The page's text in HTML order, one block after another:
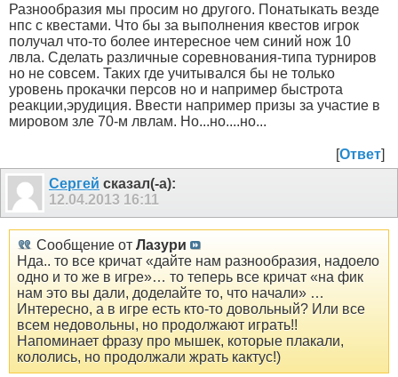
Разнообразия мы просим но другого. Понатыкать везде
нпс с квестами. Что бы за выполнения квестов игрок
получал что-то более интересное чем синий нож 10
лвла. Сделать различные соревнования-типа турниров
но не совсем. Таких где учитывался бы не только
уровень прокачки персов но и например быстрота
реакции,эрудиция. Ввести например призы за участие в
мировом зле 70-м лвлам. Но...но....но...
[Ответ]
Сергей сказал(-а):
12.04.2013 16:11
Сообщение от Лазури
Нда.. то все кричат «дайте нам разнообразия, надоело
одно и то же в игре»… то теперь все кричат «на фик
нам это вы дали, доделайте то, что начали» …
Интересно, а в игре есть кто-то довольный? Или все
всем недовольны, но продолжают играть!!
Напоминает фразу про мышек, которые плакали,
кололись, но продолжали жрать кактус!)